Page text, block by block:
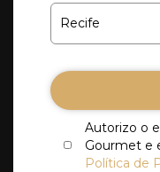
Autorizo o
Gourmet e
Política de